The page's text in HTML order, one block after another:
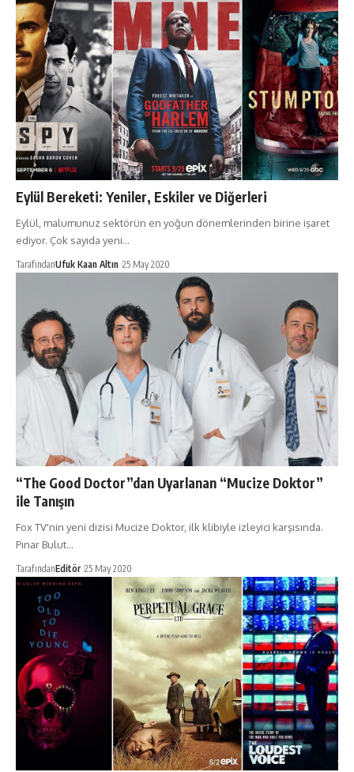
Eylül Bereketi: Yeniler, Eskiler ve Diğerleri
Eylül, malumunuz sektörün en yoğun dönemlerinden birine işaret
ediyor. Çok sayıda yeni…
TarafındanUfuk Kaan Altın 25 May 2020
“The Good Doctor”dan Uyarlanan “Mucize Doktor”
ile Tanışın
Fox TV'nin yeni dizisi Mucize Doktor, ilk klibiyle izleyici karşısında.
Pınar Bulut…
TarafındanEditör 25 May 2020